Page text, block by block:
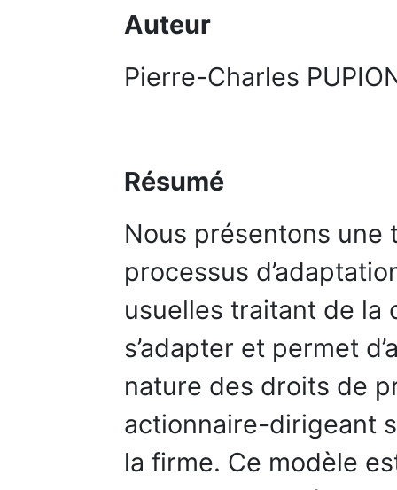
Auteur
Pierre-Charles
Résumé
Nous présentons une
processus
usuelles traitant de la
s’adapter et permet
nature des droits de
actionnaire-dirigeant
la firme. Ce modèle